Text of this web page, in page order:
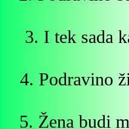
3. I tek sada
4. Podravino
5. Žena budi